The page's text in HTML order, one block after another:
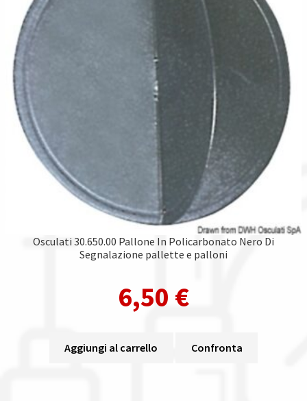
Osculati 30.650.00 Pallone In Policarbonato Nero Di
Segnalazione pallette e palloni
6,50 €
Aggiungi al carrello Confronta